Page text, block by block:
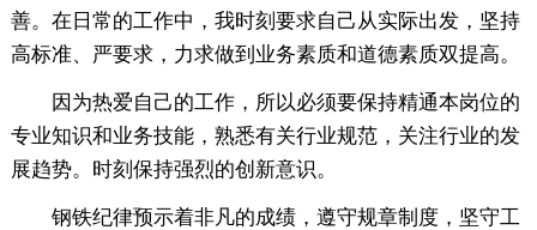
善。在日常的工作中，我时刻要求自己从实际出发，坚持
高标准、严要求，力求做到业务素质和道德素质双提高。
因为热爱自己的工作，所以必须要保持精通本岗位的
专业知识和业务技能，熟悉有关行业规范，关注行业的发
展趋势。时刻保持强烈的创新意识。
钢铁纪律预示着非凡的成绩，遵守规章制度，坚守工